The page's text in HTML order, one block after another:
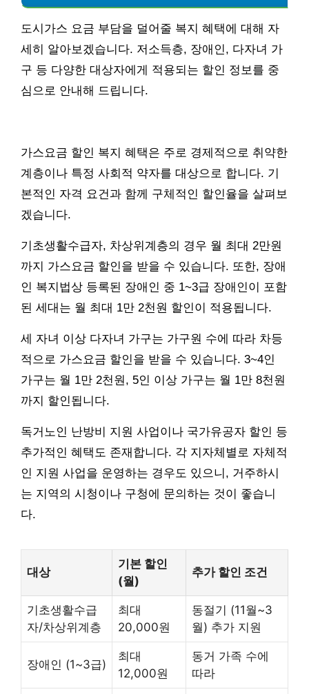
도시가스 요금 부담을 덜어줄 복지 혜택에 대해 자
세히 알아보겠습니다. 저소득층, 장애인, 다자녀 가
구 등 다양한 대상자에게 적용되는 할인 정보를 중
심으로 안내해 드립니다.
가스요금 할인 복지 혜택은 주로 경제적으로 취약한
계층이나 특정 사회적 약자를 대상으로 합니다. 기
본적인 자격 요건과 함께 구체적인 할인율을 살펴보
겠습니다.
기초생활수급자, 차상위계층의 경우 월 최대 2만원
까지 가스요금 할인을 받을 수 있습니다. 또한, 장애
인 복지법상 등록된 장애인 중 1~3급 장애인이 포함
된 세대는 월 최대 1만 2천원 할인이 적용됩니다.
세 자녀 이상 다자녀 가구는 가구원 수에 따라 차등
적으로 가스요금 할인을 받을 수 있습니다. 3~4인
가구는 월 1만 2천원, 5인 이상 가구는 월 1만 8천원
까지 할인됩니다.
독거노인 난방비 지원 사업이나 국가유공자 할인 등
추가적인 혜택도 존재합니다. 각 지자체별로 자체적
인 지원 사업을 운영하는 경우도 있으니, 거주하시
는 지역의 시청이나 구청에 문의하는 것이 좋습니
다.
대상
기본 할인
(월)
추가 할인 조건
기초생활수급
자/차상위계층
최대
20,000원
동절기 (11월~3
월) 추가 지원
장애인 (1~3급)
최대
12,000원
동거 가족 수에
따라